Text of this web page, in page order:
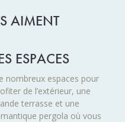
AIMENT
ESPACES
nombreux espaces pour
de l’extérieur, une
terrasse et une
pergola où vous